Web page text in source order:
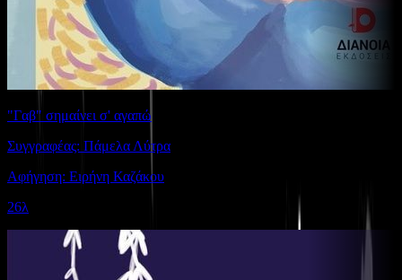
"Γαβ" σημαίνει σ' αγαπώ
Συγγραφέας: Πάμελα Λύτρα
Αφήγηση: Ειρήνη Καζάκου
26λ